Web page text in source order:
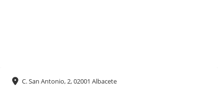
C. San Antonio, 2, 02001 Albacete